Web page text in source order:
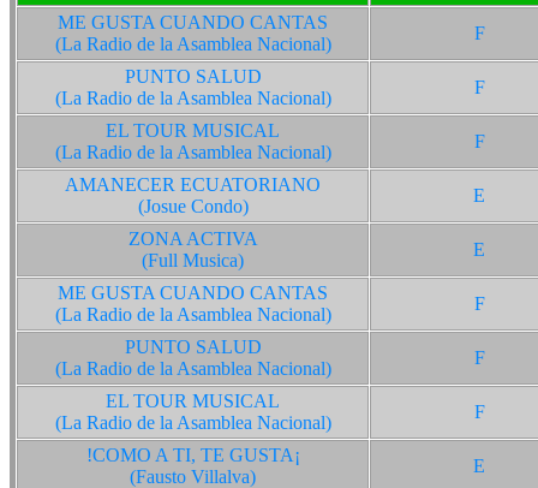
ME GUSTA CUANDO CANTAS
(La Radio de la Asamblea Nacional)
F
PUNTO SALUD
(La Radio de la Asamblea Nacional)
F
EL TOUR MUSICAL
(La Radio de la Asamblea Nacional)
F
AMANECER ECUATORIANO
(Josue Condo)
E
ZONA ACTIVA
(Full Musica)
E
ME GUSTA CUANDO CANTAS
(La Radio de la Asamblea Nacional)
F
PUNTO SALUD
(La Radio de la Asamblea Nacional)
F
EL TOUR MUSICAL
(La Radio de la Asamblea Nacional)
F
!COMO A TI, TE GUSTA¡
(Fausto Villalva)
E